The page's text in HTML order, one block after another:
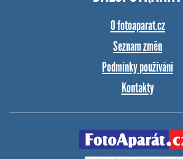
O fotoaparat.cz
Seznam změn
Podmínky používání
Kontakty